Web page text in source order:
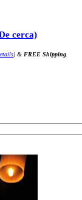
cerca)
) & FREE Shipping